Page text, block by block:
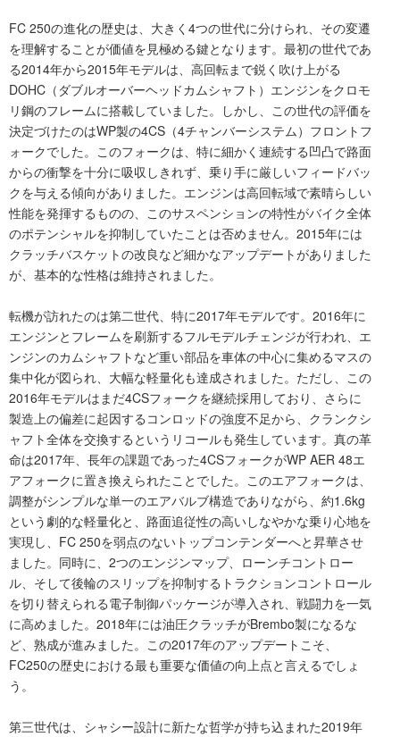
FC 250の進化の歴史は、大きく4つの世代に分けられ、その変遷
を理解することが価値を見極める鍵となります。最初の世代であ
る2014年から2015年モデルは、高回転まで鋭く吹け上がる
DOHC（ダブルオーバーヘッドカムシャフト）エンジンをクロモ
リ鋼のフレームに搭載していました。しかし、この世代の評価を
決定づけたのはWP製の4CS（4チャンバーシステム）フロントフ
ォークでした。このフォークは、特に細かく連続する凹凸で路面
からの衝撃を十分に吸収しきれず、乗り手に厳しいフィードバッ
クを与える傾向がありました。エンジンは高回転域で素晴らしい
性能を発揮するものの、このサスペンションの特性がバイク全体
のポテンシャルを抑制していたことは否めません。2015年には
クラッチバスケットの改良など細かなアップデートがありました
が、基本的な性格は維持されました。
転機が訪れたのは第二世代、特に2017年モデルです。2016年に
エンジンとフレームを刷新するフルモデルチェンジが行われ、エ
ンジンのカムシャフトなど重い部品を車体の中心に集めるマスの
集中化が図られ、大幅な軽量化も達成されました。ただし、この
2016年モデルはまだ4CSフォークを継続採用しており、さらに
製造上の偏差に起因するコンロッドの強度不足から、クランクシ
ャフト全体を交換するというリコールも発生しています。真の革
命は2017年、長年の課題であった4CSフォークがWP AER 48エ
アフォークに置き換えられたことでした。このエアフォークは、
調整がシンプルな単一のエアバルブ構造でありながら、約1.6kg
という劇的な軽量化と、路面追従性の高いしなやかな乗り心地を
実現し、FC 250を弱点のないトップコンテンダーへと昇華させ
ました。同時に、2つのエンジンマップ、ローンチコントロー
ル、そして後輪のスリップを抑制するトラクションコントロール
を切り替えられる電子制御パッケージが導入され、戦闘力を一気
に高めました。2018年には油圧クラッチがBrembo製になるな
ど、熟成が進みました。この2017年のアップデートこそ、
FC250の歴史における最も重要な価値の向上点と言えるでしょ
う。
第三世代は、シャシー設計に新たな哲学が持ち込まれた2019年